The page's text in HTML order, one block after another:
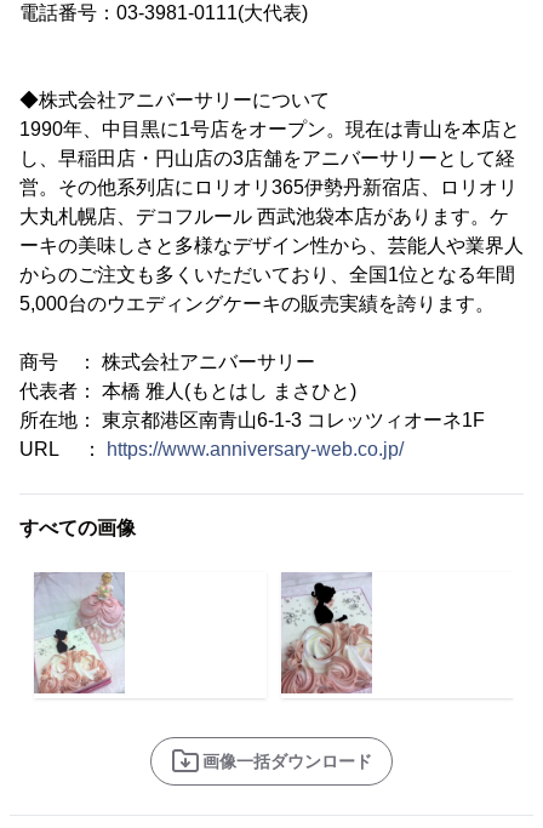
電話番号：03-3981-0111(大代表)
◆株式会社アニバーサリーについて
1990年、中目黒に1号店をオープン。現在は青山を本店と
し、早稲田店・円山店の3店舗をアニバーサリーとして経
営。その他系列店にロリオリ365伊勢丹新宿店、ロリオリ
大丸札幌店、デコフルール 西武池袋本店があります。ケ
ーキの美味しさと多様なデザイン性から、芸能人や業界人
からのご注文も多くいただいており、全国1位となる年間
5,000台のウエディングケーキの販売実績を誇ります。
商号 ： 株式会社アニバーサリー
代表者： 本橋 雅人(もとはし まさひと)
所在地： 東京都港区南青山6-1-3 コレッツィオーネ1F
URL ：
https://www.anniversary-web.co.jp/
すべての画像
画像一括ダウンロード